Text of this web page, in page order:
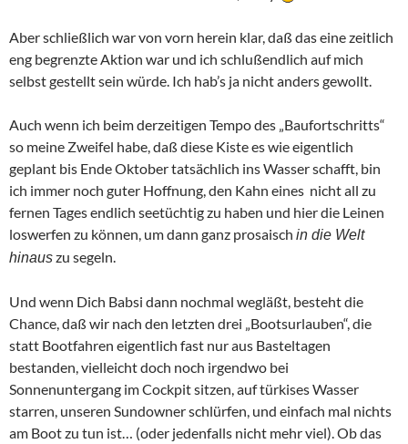
Aber schließlich war von vorn herein klar, daß das eine zeitlich
eng begrenzte Aktion war und ich schlußendlich auf mich
selbst gestellt sein würde. Ich hab’s ja nicht anders gewollt.
Auch wenn ich beim derzeitigen Tempo des „Baufortschritts“
so meine Zweifel habe, daß diese Kiste es wie eigentlich
geplant bis Ende Oktober tatsächlich ins Wasser schafft, bin
ich immer noch guter Hoffnung, den Kahn eines nicht all zu
fernen Tages endlich seetüchtig zu haben und hier die Leinen
loswerfen zu können, um dann ganz prosaisch in die Welt
hinauszu segeln.
Und wenn Dich Babsi dann nochmal wegläßt, besteht die
Chance, daß wir nach den letzten drei „Bootsurlauben“, die
statt Bootfahren eigentlich fast nur aus Basteltagen
bestanden, vielleicht doch noch irgendwo bei
Sonnenuntergang im Cockpit sitzen, auf türkises Wasser
starren, unseren Sundowner schlürfen, und einfach mal nichts
am Boot zu tun ist… (oder jedenfalls nicht mehr viel). Ob das